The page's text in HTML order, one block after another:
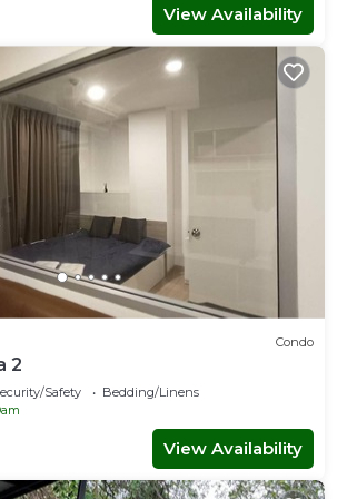
View Availability
Condo
2
Safety
Bedding/Linens
View Availability